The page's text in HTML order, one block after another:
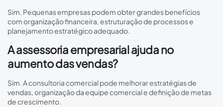
Sim. Pequenas empresas podem obter grandes benefícios
com organização financeira, estruturação de processos e
planejamento estratégico adequado.
A assessoria empresarial ajuda no
aumento das vendas?
Sim. A consultoria comercial pode melhorar estratégias de
vendas, organização da equipe comercial e definição de metas
de crescimento.